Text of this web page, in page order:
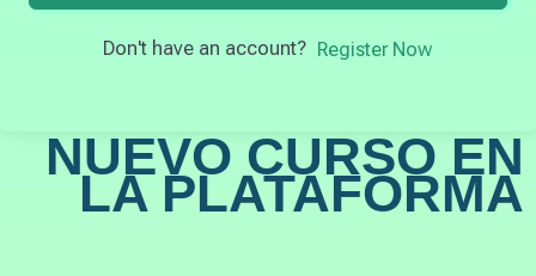
Don't have an account? Register Now
NUEVO CURSO EN
LA PLATAFORMA